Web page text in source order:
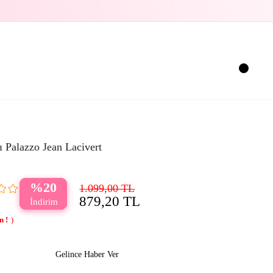
Palazzo Jean Lacivert
20 1.099,00 TL
879,20 TL
Gelince Haber Ver